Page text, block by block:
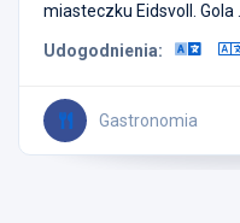
miasteczku Eidsvoll. Gola ...
Udogodnienia:
Gastronomia